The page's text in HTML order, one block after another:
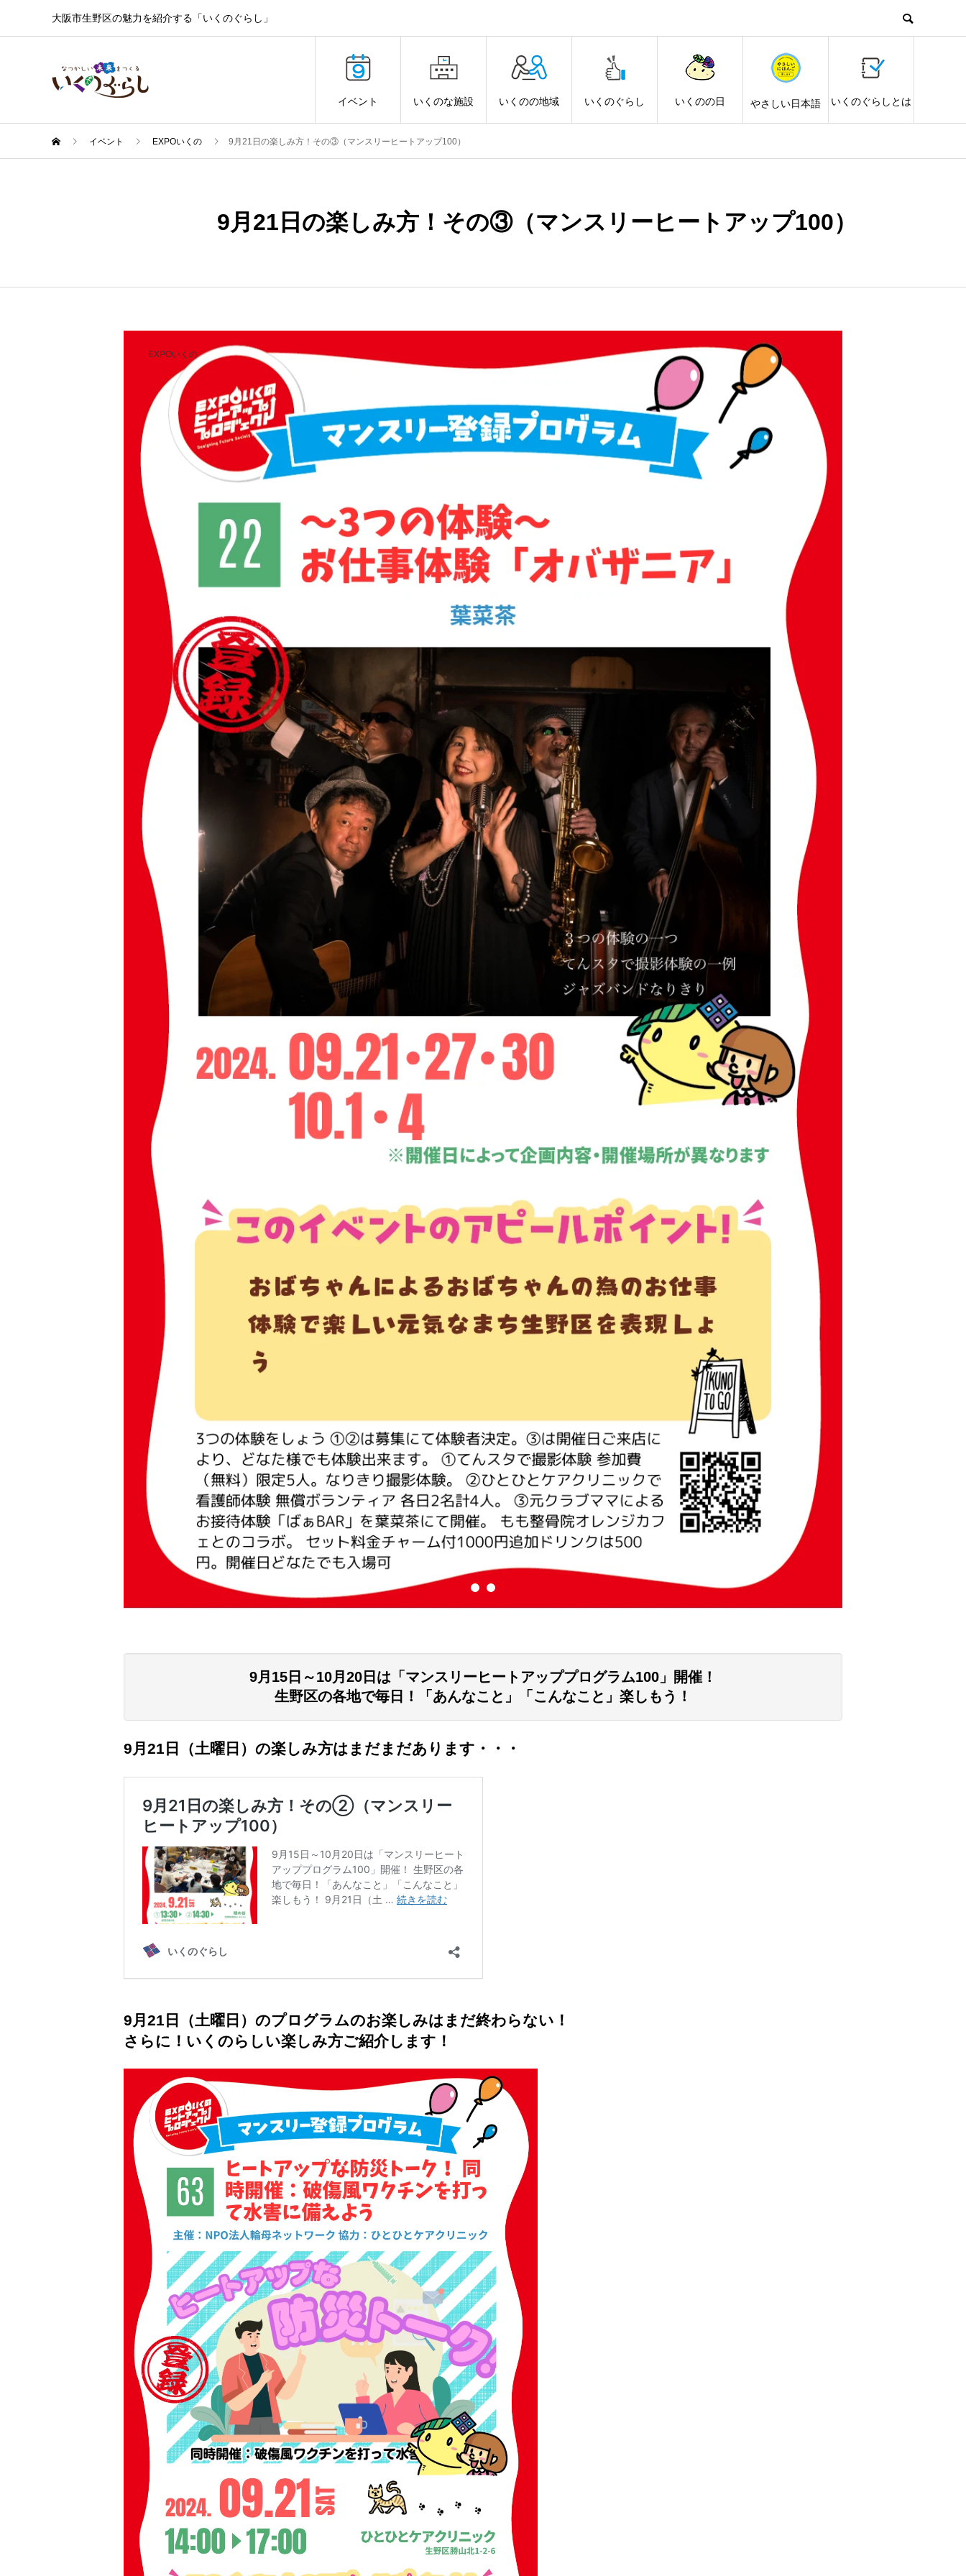
大阪市生野区の魅力を紹介する「いくのぐらし」
イベント いくのな施設 いくのの地域 いくのぐらし いくのの日 やさしい日本語 いくのぐらしとは
イベント EXPOいくの 9月21日の楽しみ方！その③（マンスリーヒートアップ100）
9月21日の楽しみ方！その③（マンスリーヒートアップ100）
EXPOいくの
9月15日～10月20日は「マンスリーヒートアッププログラム100」開催！
生野区の各地で毎日！「あんなこと」「こんなこと」楽しもう！
9月21日（土曜日） の楽しみ方はまだまだあります・・・
9月21日（土曜日）のプログラムのお楽しみはまだ終わらない！
さらに！いくのらしい楽しみ方ご紹介します！